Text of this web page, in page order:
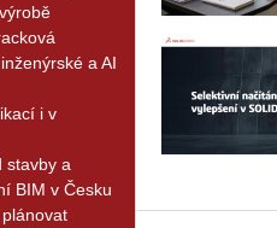
a AI
i v
stavby a
BIM v Česku